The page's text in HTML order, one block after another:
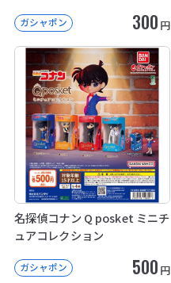
ガシャポン 300 円
名探偵コナン Q posket ミニチ
ュアコレクション
ガシャポン 500 円